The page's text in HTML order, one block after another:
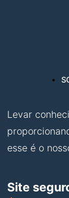
Levar
esse é o
Site